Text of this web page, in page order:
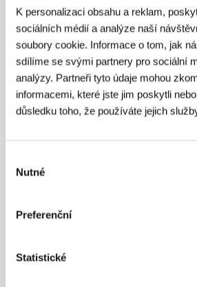
K personalizaci obsahu a reklam,
sociálních médií a analýze naší
soubory cookie. Informace o tom, jak
sdílíme se svými partnery pro sociální
analýzy. Partneři tyto údaje mohou
informacemi, které jste jim poskytli
důsledku toho, že používáte jejich
souhlasu
Nutné
Preferenční
Statistické
Režie
Londýn). Vybraná filmografie
Ten požehnaný rod
opojení